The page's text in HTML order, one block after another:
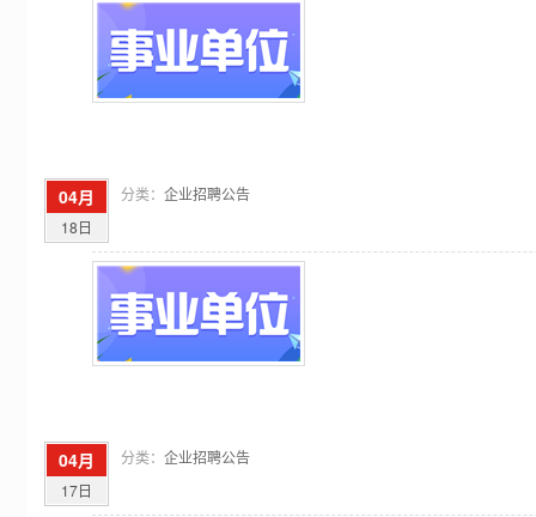
04月
18日
分类： 企业招聘公告
04月
17日
分类： 企业招聘公告